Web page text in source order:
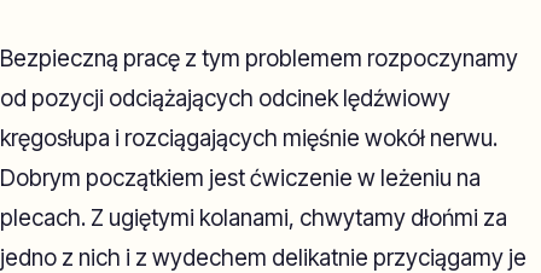
Bezpieczną pracę z tym problemem rozpoczynamy
od pozycji odciążających odcinek lędźwiowy
kręgosłupa i rozciągających mięśnie wokół nerwu.
Dobrym początkiem jest ćwiczenie w leżeniu na
plecach. Z ugiętymi kolanami, chwytamy dłońmi za
jedno z nich i z wydechem delikatnie przyciągamy je